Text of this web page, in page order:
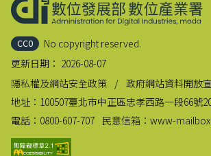
CC0
No copyright reserved.
更新日期： 2026-08-07
隱私權及網站安全政策
政府網站資料開放
地址： 100507臺北市中正區忠孝西路一段66號
電話： 0800-607-707 民意信箱： www-